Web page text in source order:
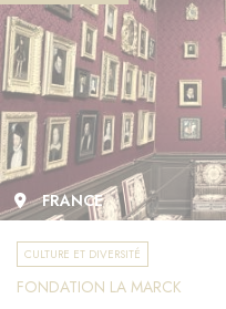
FRANCE
CULTURE ET DIVERSITÉ
FONDATION LA MARCK